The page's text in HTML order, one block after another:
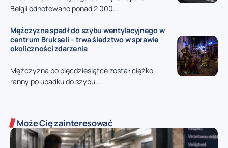
Belgii odnotowano ponad 2 000...
Mężczyzna spadł do szybu wentylacyjnego w
centrum Brukseli – trwa śledztwo w sprawie
okoliczności zdarzenia
Mężczyzna po pięćdziesiątce został ciężko
ranny po upadku do szybu...
Może Cię zainteresować